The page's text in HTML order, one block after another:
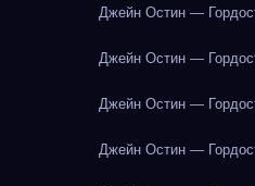
Джейн Остин —
Джейн Остин —
Джейн Остин —
Джейн Остин —